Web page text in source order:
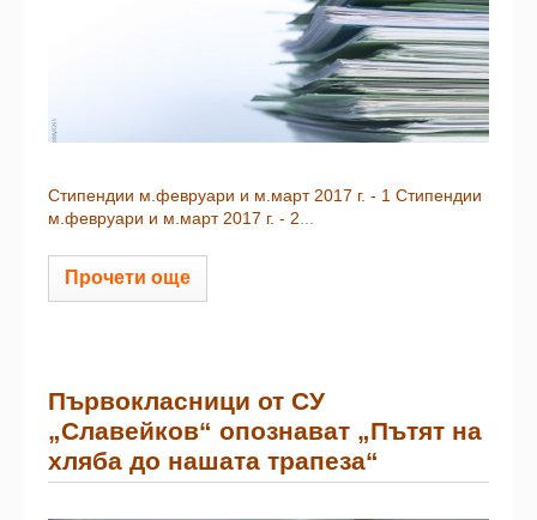
Стипендии м.февруари и м.март 2017 г. - 1 Стипендии
м.февруари и м.март 2017 г. - 2...
Прочети още
Първокласници от СУ
„Славейков“ опознават „Пътят на
хляба до нашата трапеза“